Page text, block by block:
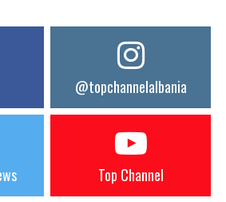
@topchannelalbania
Top Channel